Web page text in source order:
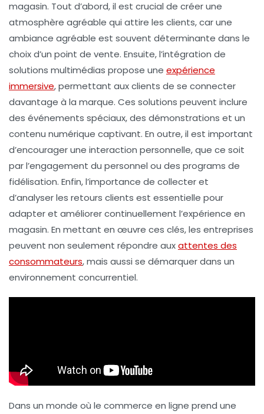
magasin. Tout d’abord, il est crucial de créer une
atmosphère agréable qui attire les clients, car une
ambiance agréable est souvent déterminante dans le
choix d’un point de vente. Ensuite, l’intégration de
solutions multimédias propose une expérience
immersive, permettant aux clients de se connecter
davantage à la marque. Ces solutions peuvent inclure
des événements spéciaux, des démonstrations et un
contenu numérique captivant. En outre, il est important
d’encourager une interaction personnelle, que ce soit
par l’engagement du personnel ou des programs de
fidélisation. Enfin, l’importance de collecter et
d’analyser les retours clients est essentielle pour
adapter et améliorer continuellement l’expérience en
magasin. En mettant en œuvre ces clés, les entreprises
peuvent non seulement répondre auxattentes des
consommateurs, mais aussi se démarquer dans un
environnement concurrentiel.
Dans un monde où le commerce en ligne prend une